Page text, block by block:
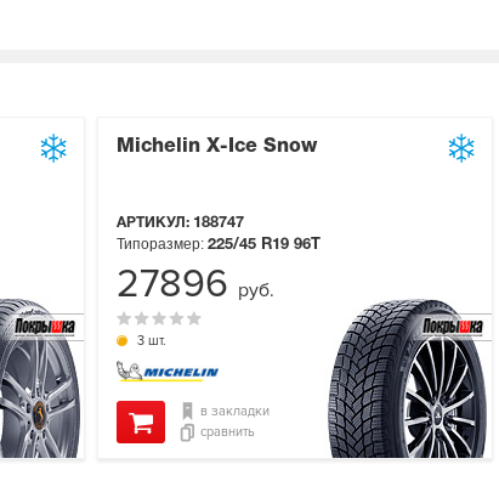
Michelin X-Ice Snow
АРТИКУЛ: 188747
3 шт.
Типоразмер: 225/45 R19 96T
в закладки
сравнить
27896 руб.